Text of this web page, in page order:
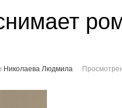
Николаева Людмила